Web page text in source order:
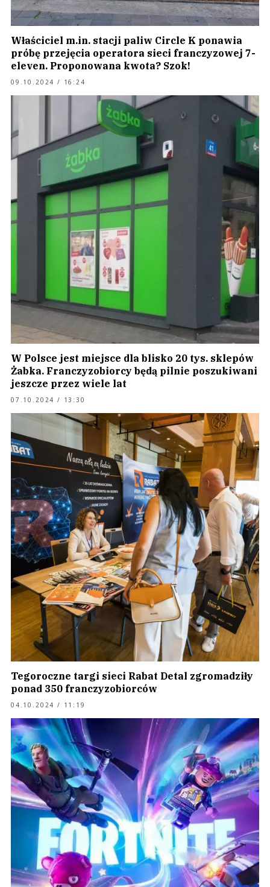
Właściciel m.in. stacji paliw Circle K ponawia
próbę przejęcia operatora sieci franczyzowej 7-
eleven. Proponowana kwota? Szok!
09.10.2024 / 16:24
W Polsce jest miejsce dla blisko 20 tys. sklepów
Żabka. Franczyzobiorcy będą pilnie poszukiwani
jeszcze przez wiele lat
07.10.2024 / 13:30
Tegoroczne targi sieci Rabat Detal zgromadziły
ponad 350 franczyzobiorców
04.10.2024 / 11:19